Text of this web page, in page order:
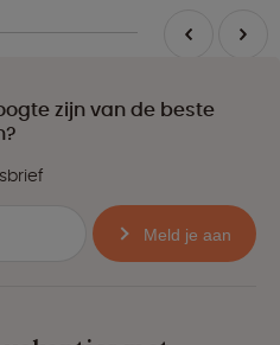
zijn van de beste
Meld je aan